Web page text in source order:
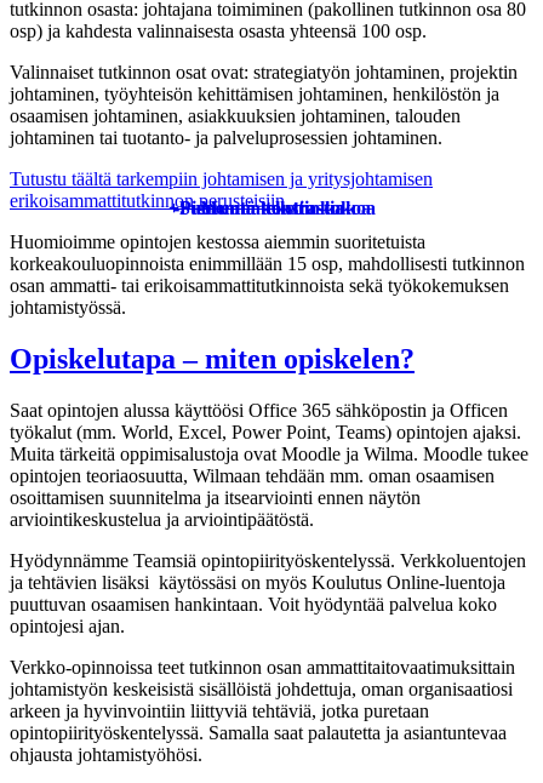
Muuta kontrastia
-Pienennä tekstin kokoa
+Suurenna tekstin kokoa
tutkinnon osasta: johtajana toimiminen (pakollinen tutkinnon osa 80
osp) ja kahdesta valinnaisesta osasta yhteensä 100 osp.
Valinnaiset tutkinnon osat ovat: strategiatyön johtaminen, projektin
johtaminen, työyhteisön kehittämisen johtaminen, henkilöstön ja
osaamisen johtaminen, asiakkuuksien johtaminen, talouden
johtaminen tai tuotanto- ja palveluprosessien johtaminen.
Tutustu täältä tarkempiin johtamisen ja yritysjohtamisen
erikoisammattitutkinnon perusteisiin.
Huomioimme opintojen kestossa aiemmin suoritetuista
korkeakouluopinnoista enimmillään 15 osp, mahdollisesti tutkinnon
osan ammatti- tai erikoisammattitutkinnoista sekä työkokemuksen
johtamistyössä.
Opiskelutapa – miten opiskelen?
Saat opintojen alussa käyttöösi Office 365 sähköpostin ja Officen
työkalut (mm. World, Excel, Power Point, Teams) opintojen ajaksi.
Muita tärkeitä oppimisalustoja ovat Moodle ja Wilma. Moodle tukee
opintojen teoriaosuutta, Wilmaan tehdään mm. oman osaamisen
osoittamisen suunnitelma ja itsearviointi ennen näytön
arviointikeskustelua ja arviointipäätöstä.
Hyödynnämme Teamsiä opintopiirityöskentelyssä. Verkkoluentojen
ja tehtävien lisäksi käytössäsi on myös Koulutus Online-luentoja
puuttuvan osaamisen hankintaan. Voit hyödyntää palvelua koko
opintojesi ajan.
Verkko-opinnoissa teet tutkinnon osan ammattitaitovaatimuksittain
johtamistyön keskeisistä sisällöistä johdettuja, oman organisaatiosi
arkeen ja hyvinvointiin liittyviä tehtäviä, jotka puretaan
opintopiirityöskentelyssä. Samalla saat palautetta ja asiantuntevaa
ohjausta johtamistyöhösi.